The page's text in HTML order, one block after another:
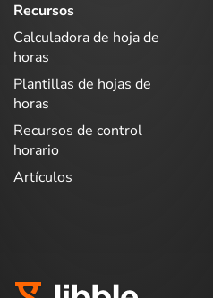
Recursos
Calculadora de hoja de
horas
Plantillas de hojas de
horas
Recursos de control
horario
Artículos